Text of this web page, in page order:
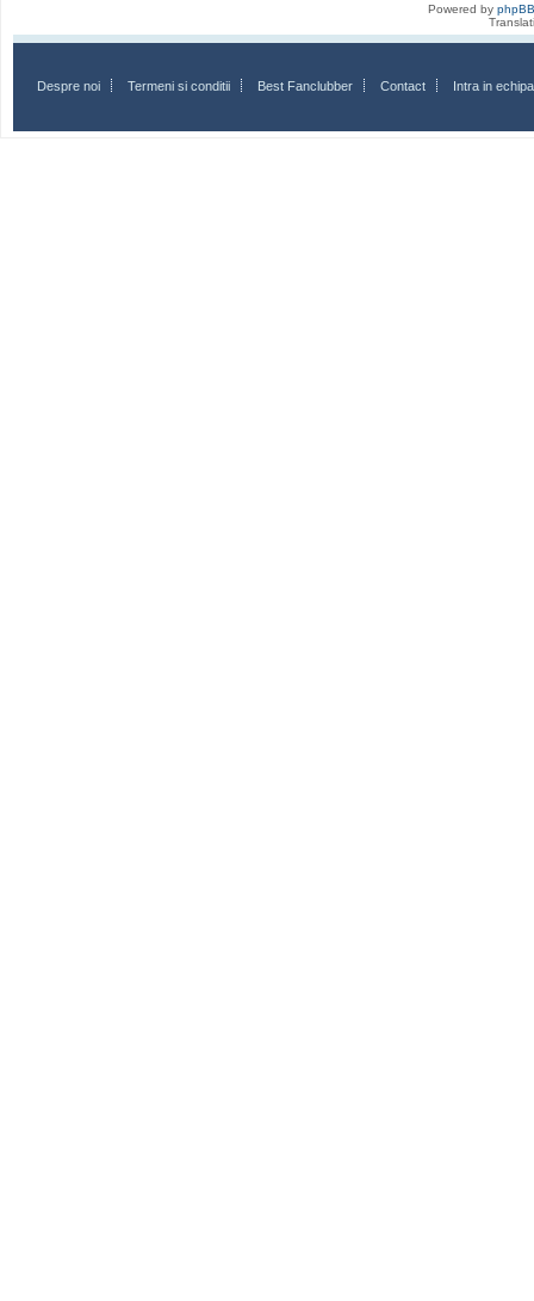
Powered by phpBB
Despre noi Termeni si conditii Best Fanclubber Contact Intra in